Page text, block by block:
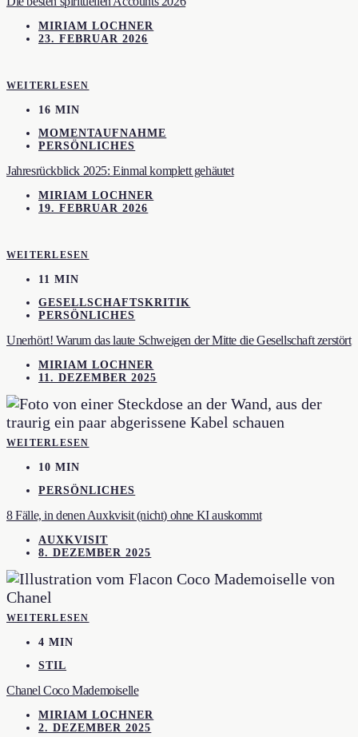
MIRIAM LOCHNER
23. FEBRUAR 2026
WEITERLESEN
16 MIN
MOMENTAUFNAHME
PERSÖNLICHES
Jahresrückblick 2025: Einmal komplett gehäutet
MIRIAM LOCHNER
19. FEBRUAR 2026
WEITERLESEN
11 MIN
GESELLSCHAFTSKRITIK
PERSÖNLICHES
Unerhört! Warum das laute Schweigen der Mitte die Gesellschaft zerstört
MIRIAM LOCHNER
11. DEZEMBER 2025
WEITERLESEN
10 MIN
PERSÖNLICHES
8 Fälle, in denen Auxkvisit (nicht) ohne KI auskommt
AUXKVISIT
8. DEZEMBER 2025
WEITERLESEN
4 MIN
STIL
Chanel Coco Mademoiselle
MIRIAM LOCHNER
2. DEZEMBER 2025